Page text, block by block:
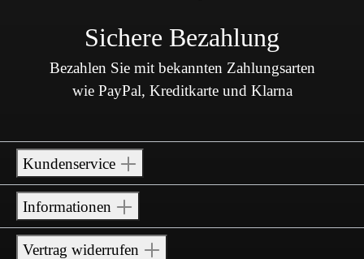
Sichere Bezahlung
Bezahlen Sie mit bekannten Zahlungsarten
wie PayPal, Kreditkarte und Klarna
Kundenservice
Informationen
Vertrag widerrufen